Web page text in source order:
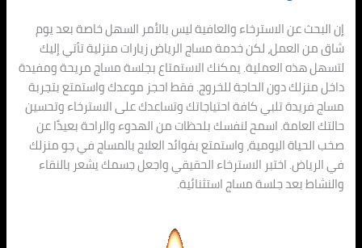
إن البحث عن الاسترخاء والعافية ليس بالأمر السهل خاصة بعد يوم
شاق من العمل، لكن خدمة مساج الرياض زيارات منزلية تأتي إليك
لتسهل هذه العملية. يمكنك الاستمتاع بجلسة مساج مريحة ومفيدة
داخل منزلك دون الحاجة للخروج. فقط احجز موعدك واستمتع بتجربة
مساج فريدة تلبي كافة احتياجاتك وتساعدك على الاسترخاء وتحسين
حالتك العامة. اسمح لنفسك بلحظات من الهدوء والراحة بعيدًا عن
صخب الحياة اليومية، واستمتع بفوائد العلاج بالمساج في جو منزلك
في الرياض. اختبر الاسترخاء الحقيقي واجعل جسمك يشعر بالنقاء
والنشاط بعد جلسة مساج استثنائية.